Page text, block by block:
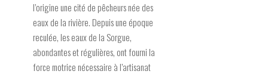
l’origine une cité de pêcheurs née des
eaux de la rivière. Depuis une époque
reculée, les eaux de la Sorgue,
abondantes et régulières, ont fourni la
force motrice nécessaire à l’artisanat